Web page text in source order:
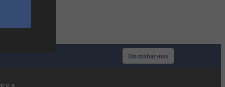
On trobar-nos